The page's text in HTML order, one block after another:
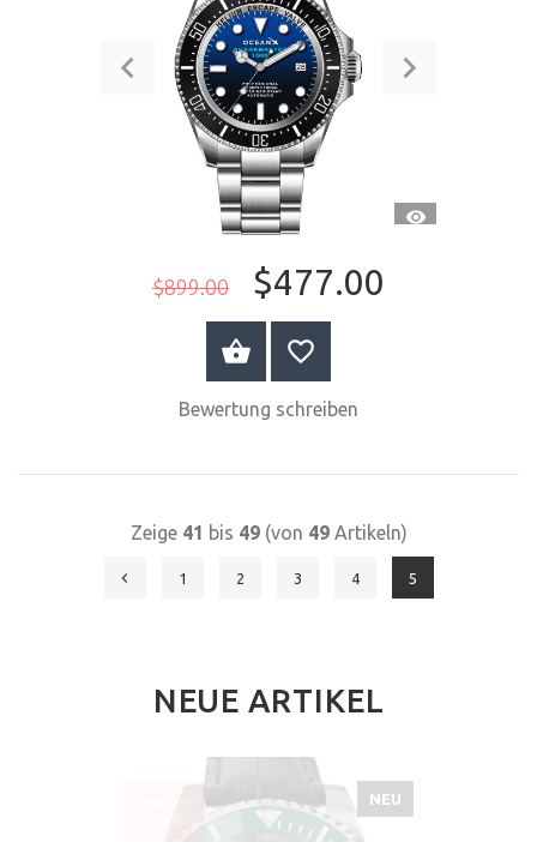
$899.00 $477.00
JETZT KAUFEN
Bewertung schreiben
Zeige 41 bis 49(von 49Artikeln)
1 2 3 4 5
NEUE ARTIKEL
NEU